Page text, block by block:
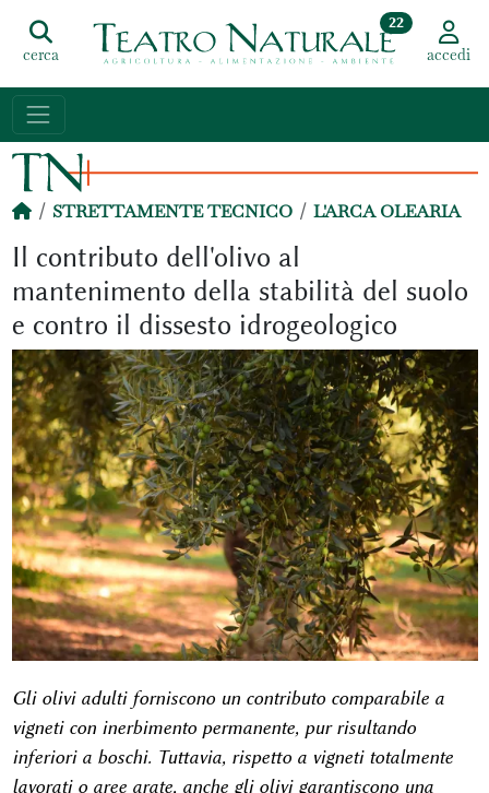
cerca
22
accedi
STRETTAMENTE TECNICO L'ARCA OLEARIA
Il contributo dell'olivo al
mantenimento della stabilità del suolo
e contro il dissesto idrogeologico
Gli olivi adulti forniscono un contributo comparabile a
vigneti con inerbimento permanente, pur risultando
inferiori a boschi. Tuttavia, rispetto a vigneti totalmente
lavorati o aree arate, anche gli olivi garantiscono una